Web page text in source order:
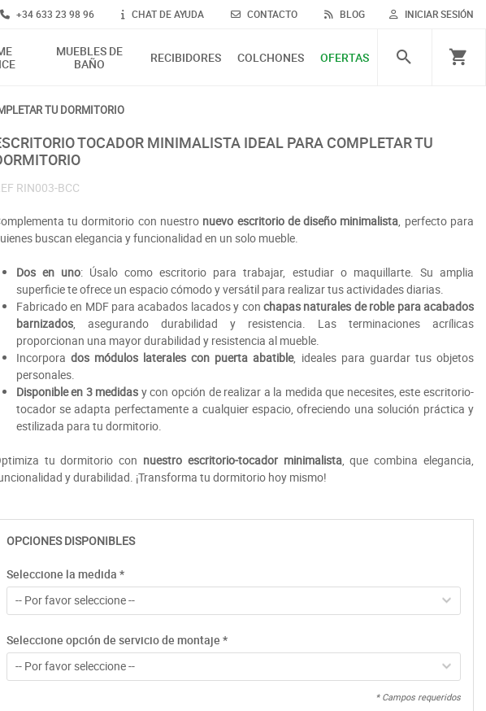
INICIAR SESIÓN
+34 633 23 98 96 CHAT DE AYUDA CONTACTO BLOG
MUEBLES DE
BAÑO
RECIBIDORES COLCHONES OFERTAS
TU DORMITORIO
TU
RIN003-BCC
tu dormitorio con nuestro nuevo escritorio de diseño minimalista , perfecto para
buscan elegancia y funcionalidad en un solo mueble.
Dos en uno: Úsalo como escritorio para trabajar, estudiar o maquillarte. Su amplia
superficie te ofrece un espacio cómodo y versátil para realizar tus actividades diarias.
Fabricado en MDF para acabados lacados y con chapas naturales de roble para acabados
barnizados, asegurando durabilidad y resistencia. Las terminaciones acrílicas
proporcionan una mayor durabilidad y resistencia al mueble.
Incorpora dos módulos laterales con puerta abatible, ideales para guardar tus objetos
personales.
Disponible en 3 medidas y con opción de realizar a la medida que necesites, este escritorio-
tocador se adapta perfectamente a cualquier espacio, ofreciendo una solución práctica y
estilizada para tu dormitorio.
tu dormitorio con nuestro escritorio-tocador minimalista, que combina elegancia,
y durabilidad. ¡Transforma tu dormitorio hoy mismo!
OPCIONES DISPONIBLES
Seleccione la medida *
-- Por favor seleccione --
Seleccione opción de servicio de montaje *
-- Por favor seleccione --
* Campos requeridos